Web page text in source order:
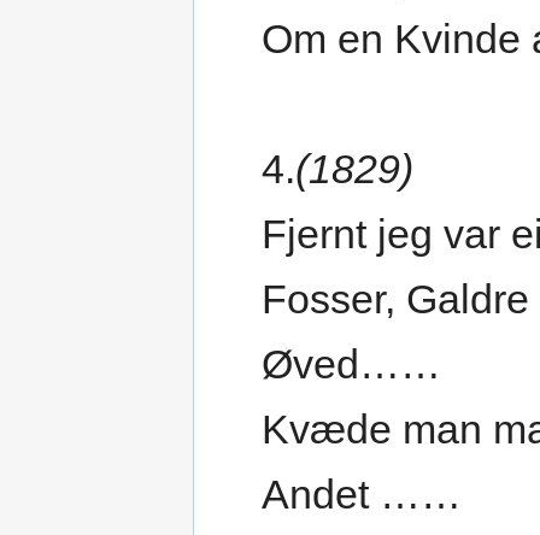
Om en Kvinde
4.(1829)
Fjernt jeg var
Fosser,
Øved……
Kvæde man
Andet ……